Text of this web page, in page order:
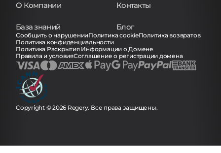
О Компании Контакты
База знаний Блог
Сообщить о нарушенииПолитика cookieПолитика возвратов
Политика конфиденциальности
Политика Раскрытия Информации о Домене
Правила и условияСоглашение о регистрации домена
Copyright © 2026 Regery. Все права защищены.